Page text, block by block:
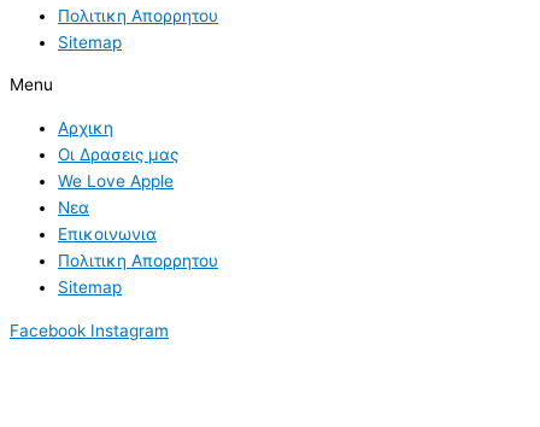
Πολιτικη Απορρητου
Sitemap
Menu
Αρχικη
Οι Δρασεις μας
We Love Apple
Νεα
Επικοινωνια
Πολιτικη Απορρητου
Sitemap
Facebook Instagram